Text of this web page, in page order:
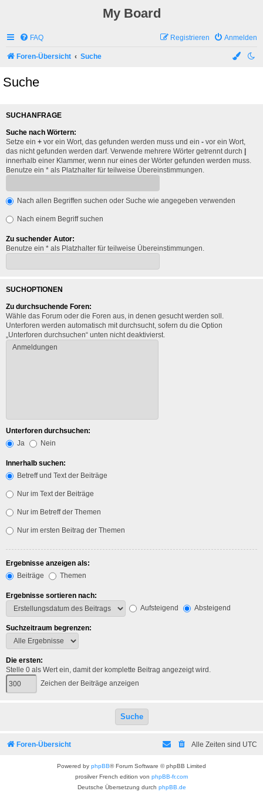
My Board
FAQ Anmelden
Registrieren
Foren-Übersicht Suche
Suche
SUCHANFRAGE
Suche nach Wörtern:
Setze ein + vor ein Wort, das gefunden werden muss und ein - vor ein Wort,
das nicht gefunden werden darf. Verwende mehrere Wörter getrennt durch |
innerhalb einer Klammer, wenn nur eines der Wörter gefunden werden muss.
Benutze ein * als Platzhalter für teilweise Übereinstimmungen.
Nach allen Begriffen suchen oder Suche wie angegeben verwenden
Nach einem Begriff suchen
Zu suchender Autor:
Benutze ein * als Platzhalter für teilweise Übereinstimmungen.
SUCHOPTIONEN
Zu durchsuchende Foren:
Wähle das Forum oder die Foren aus, in denen gesucht werden soll.
Unterforen werden automatisch mit durchsucht, sofern du die Option
„Unterforen durchsuchen“ unten nicht deaktivierst.
Unterforen durchsuchen:
Ja
Nein
Innerhalb suchen:
Betreff und Text der Beiträge
Nur im Text der Beiträge
Nur im Betreff der Themen
Nur im ersten Beitrag der Themen
Ergebnisse anzeigen als:
Beiträge
Themen
Ergebnisse sortieren nach:
Aufsteigend
Absteigend
Suchzeitraum begrenzen:
Die ersten:
Stelle 0 als Wert ein, damit der komplette Beitrag angezeigt wird.
Zeichen der Beiträge anzeigen
Foren-Übersicht Alle Zeiten sind UTC
Powered by phpBB® Forum Software © phpBB Limited
prosilver French edition von phpBB-fr.com
Deutsche Übersetzung durch phpBB.de